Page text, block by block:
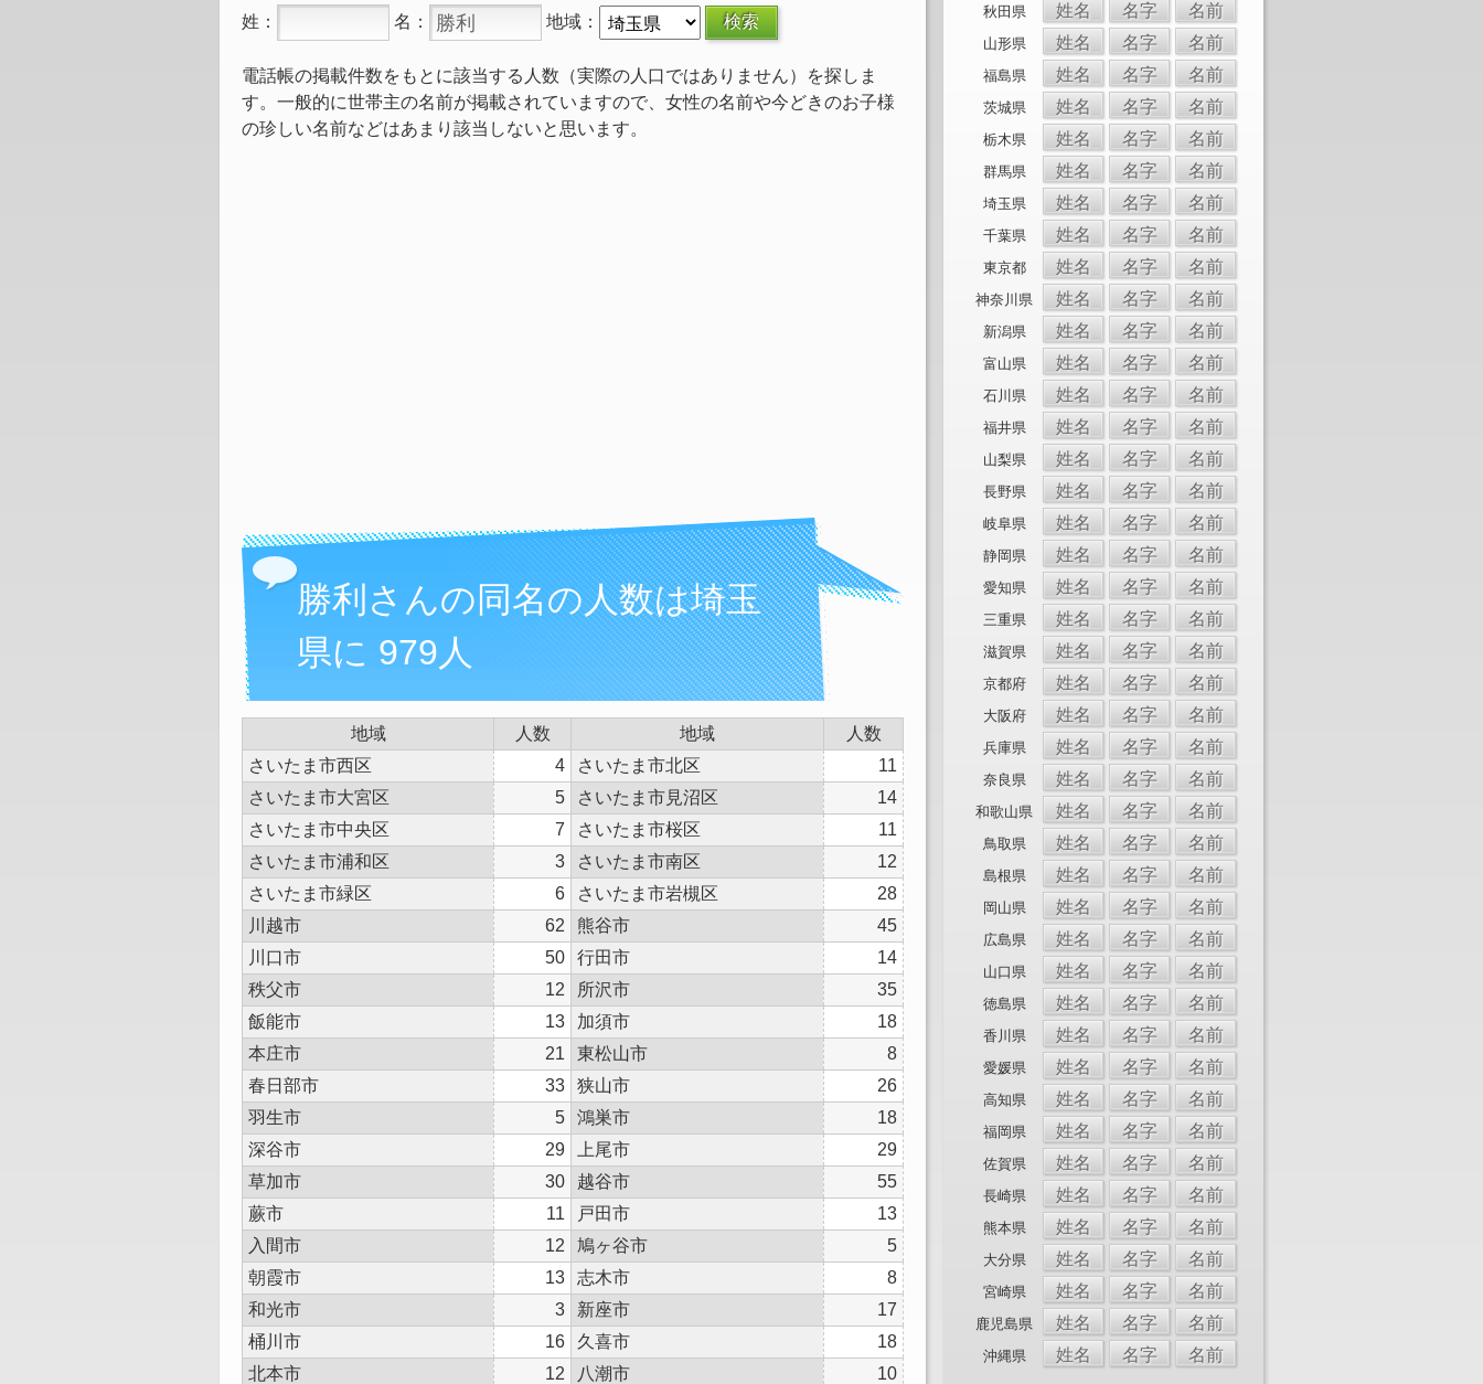
姓： 名： 地域：
電話帳の掲載件数をもとに該当する人数（実際の人口ではありません）を探しま
す。一般的に世帯主の名前が掲載されていますので、女性の名前や今どきのお子様
の珍しい名前などはあまり該当しないと思います。
勝利さんの同名の人数は埼玉
県に 979人
地域 人数 地域
人数
さいたま市西区
4 さいたま市北区
11
さいたま市大宮区
5 さいたま市見沼区
14
さいたま市中央区
7 さいたま市桜区
11
さいたま市浦和区
3 さいたま市南区
12
さいたま市緑区
6 さいたま市岩槻区
28
川越市
62 熊谷市
45
川口市
50 行田市
14
秩父市
12 所沢市
35
飯能市
13 加須市
18
本庄市
21 東松山市
8
春日部市
33 狭山市
26
羽生市
5 鴻巣市
18
深谷市
29 上尾市
29
草加市
30 越谷市
55
蕨市
11 戸田市
13
入間市
12 鳩ヶ谷市
5
朝霞市
13 志木市
8
和光市
3 新座市
17
桶川市
16 久喜市
18
北本市
12 八潮市
10
秋田県 姓名 名字 名前
山形県 姓名 名字 名前
福島県 姓名 名字 名前
茨城県 姓名 名字 名前
栃木県 姓名 名字 名前
群馬県 姓名 名字 名前
埼玉県 姓名 名字 名前
千葉県 姓名 名字 名前
東京都 姓名 名字 名前
神奈川県 姓名 名字 名前
新潟県 姓名 名字 名前
富山県 姓名 名字 名前
石川県 姓名 名字 名前
福井県 姓名 名字 名前
山梨県 姓名 名字 名前
長野県 姓名 名字 名前
岐阜県 姓名 名字 名前
静岡県 姓名 名字 名前
愛知県 姓名 名字 名前
三重県 姓名 名字 名前
滋賀県 姓名 名字 名前
京都府 姓名 名字 名前
大阪府 姓名 名字 名前
兵庫県 姓名 名字 名前
奈良県 姓名 名字 名前
和歌山県 姓名 名字 名前
鳥取県 姓名 名字 名前
島根県 姓名 名字 名前
岡山県 姓名 名字 名前
広島県 姓名 名字 名前
山口県 姓名 名字 名前
徳島県 姓名 名字 名前
香川県 姓名 名字 名前
愛媛県 姓名 名字 名前
高知県 姓名 名字 名前
福岡県 姓名 名字 名前
佐賀県 姓名 名字 名前
長崎県 姓名 名字 名前
熊本県 姓名 名字 名前
大分県 姓名 名字 名前
宮崎県 姓名 名字 名前
鹿児島県 姓名 名字 名前
沖縄県 姓名 名字 名前